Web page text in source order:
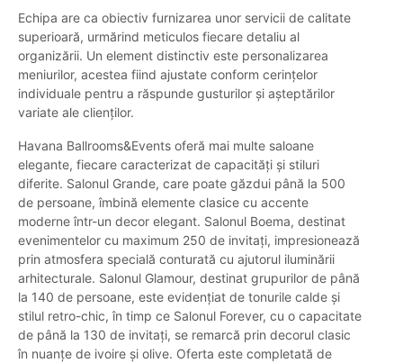
Echipa are ca obiectiv furnizarea unor servicii de calitate
superioară, urmărind meticulos fiecare detaliu al
organizării. Un element distinctiv este personalizarea
meniurilor, acestea fiind ajustate conform cerințelor
individuale pentru a răspunde gusturilor și așteptărilor
variate ale clienților.
Havana Ballrooms&Events oferă mai multe saloane
elegante, fiecare caracterizat de capacități și stiluri
diferite. Salonul Grande, care poate găzdui până la 500
de persoane, îmbină elemente clasice cu accente
moderne într-un decor elegant. Salonul Boema, destinat
evenimentelor cu maximum 250 de invitați, impresionează
prin atmosfera specială conturată cu ajutorul iluminării
arhitecturale. Salonul Glamour, destinat grupurilor de până
la 140 de persoane, este evidențiat de tonurile calde și
stilul retro-chic, în timp ce Salonul Forever, cu o capacitate
de până la 130 de invitați, se remarcă prin decorul clasic
în nuanțe de ivoire și olive. Oferta este completată de